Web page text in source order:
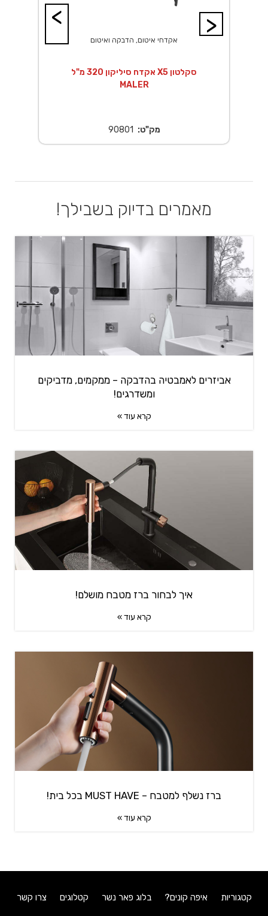
>
אקדחי איטום, הדבקה ואיטום
אקדח סיליקון 320 מ"ל X5 סקלטון
MALER
מק"ט: 90801
<
מאמרים בדיוק בשבילך!
אביזרים לאמבטיה בהדבקה – ממקמים, מדביקים
ומשדרגים!
קרא עוד »
איך לבחור ברז מטבח מושלם!
קרא עוד »
ברז נשלף למטבח – MUST HAVE בכל בית!
קרא עוד »
קטגוריות איפה קונים? בלוג פאר נשר קטלוגים צרו קשר